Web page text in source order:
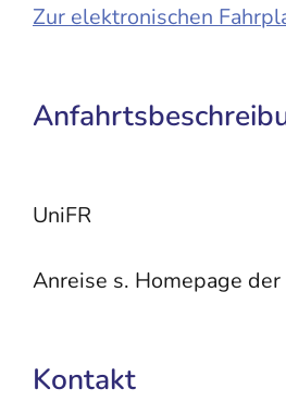
Zur elektronischen
UniFR
Anreise s. Homepage der
Kontakt